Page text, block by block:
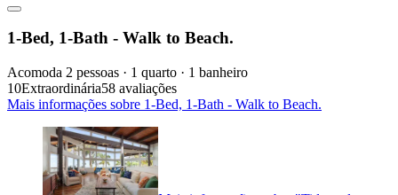
1-Bed, 1-Bath - Walk to Beach.
Acomoda 2 pessoas · 1 quarto · 1 banheiro
10Extraordinária58 avaliações
Mais informações sobre 1-Bed, 1-Bath - Walk to Beach.